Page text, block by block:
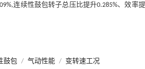
连续性鼓包转子总压比提升0.285%、效率
鼓包 / 气动性能 / 变转速工况